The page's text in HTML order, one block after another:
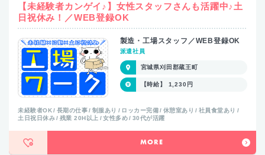
【未経験者カンゲイ♪】女性スタッフさんも活躍中♪土
日祝休み！／WEB登録OK
製造・工場スタッフ／WEB登録OK
派遣社員
宮城県刈田郡蔵王町
【時給】 1,230円
未経験者OK 長期の仕事 制服あり ロッカー完備 休憩室あり
社員食堂あり
土日祝日休み
残業 20H以上 女性多め 30代が活躍
MORE